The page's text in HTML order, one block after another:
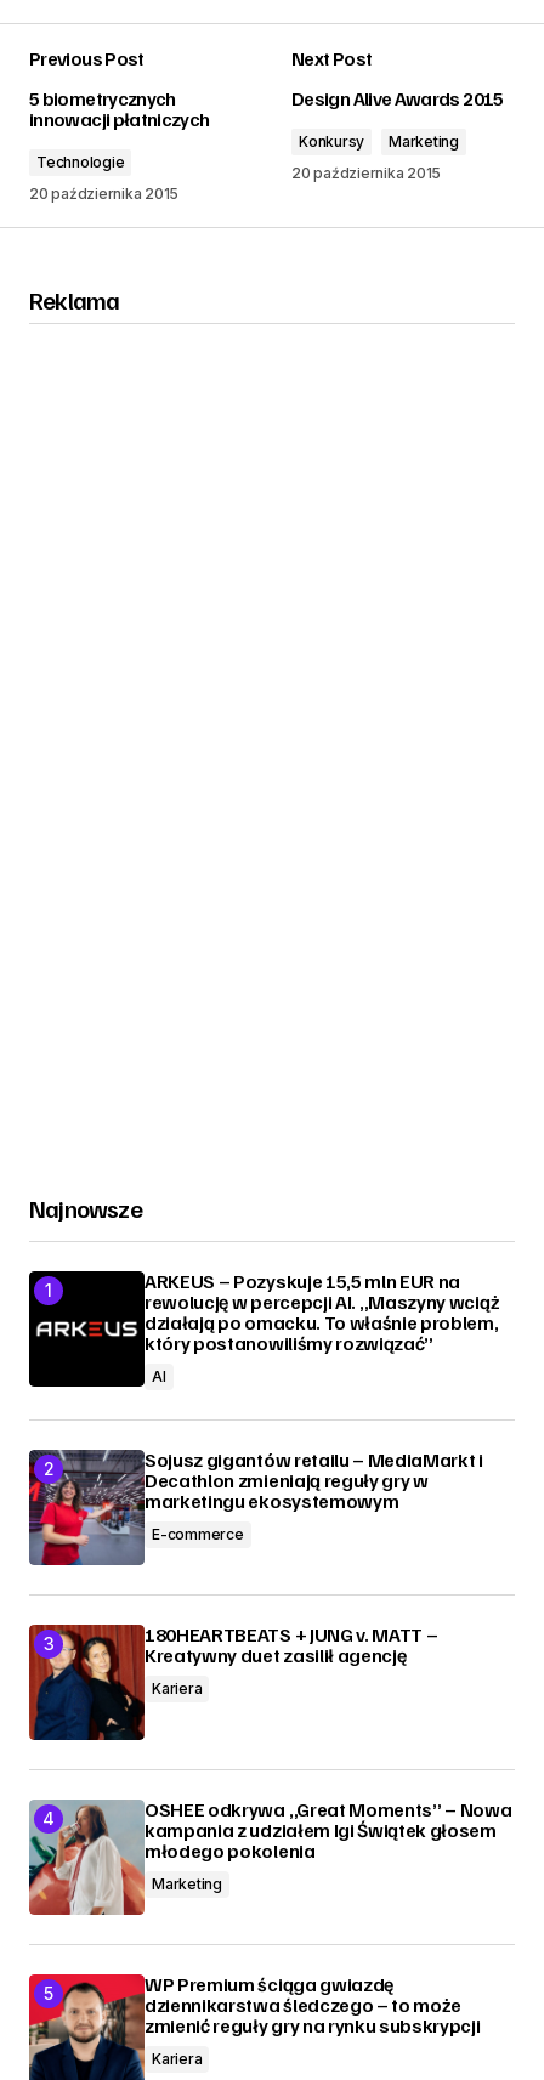
Previous Post
5 biometrycznych
innowacji płatniczych
Technologie
20 października 2015
Next Post
Design Alive Awards 2015
Konkursy
Marketing
20 października 2015
Reklama
Najnowsze
ARKEUS – Pozyskuje 15,5 mln EUR na
rewolucję w percepcji AI. „Maszyny wciąż
działają po omacku. To właśnie problem,
który postanowiliśmy rozwiązać”
AI
Sojusz gigantów retailu – MediaMarkt i
Decathlon zmieniają reguły gry w
marketingu ekosystemowym
E-commerce
180HEARTBEATS + JUNG v. MATT –
Kreatywny duet zasilił agencję
Kariera
OSHEE odkrywa „Great Moments” – Nowa
kampania z udziałem Igi Świątek głosem
młodego pokolenia
Marketing
WP Premium ściąga gwiazdę
dziennikarstwa śledczego – to może
zmienić reguły gry na rynku subskrypcji
Kariera